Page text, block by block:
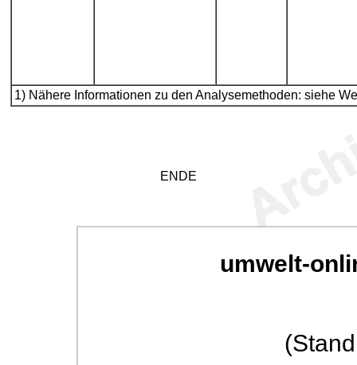
1) Nähere Informationen zu den Analysemethoden: siehe
ENDE
umwelt-